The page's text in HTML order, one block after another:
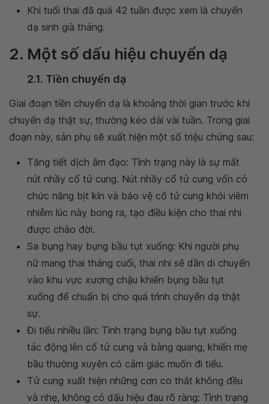
Khi tuổi thai đã quá 42 tuần được xem là chuyển
dạ sinh già tháng.
2. Một số dấu hiệu chuyển dạ
2.1. Tiền chuyển dạ
Giai đoạn tiền chuyển dạ là khoảng thời gian trước khi
chuyển dạ thật sự, thường kéo dài vài tuần. Trong giai
đoạn này, sản phụ sẽ xuất hiện một số triệu chứng sau:
Tăng tiết dịch âm đạo: Tình trạng này là sự mất
nút nhầy cổ tử cung. Nút nhầy cổ tử cung vốn có
chức năng bịt kín và bảo vệ cổ tử cung khỏi viêm
nhiễm lúc này bong ra, tạo điều kiện cho thai nhi
được chào đời.
Sa bụng hay bụng bầu tụt xuống: Khi người phụ
nữ mang thai tháng cuối, thai nhi sẽ dần di chuyển
vào khu vực xương chậu khiến bụng bầu tụt
xuống để chuẩn bị cho quá trình chuyển dạ thật
sự.
Đi tiểu nhiều lần: Tình trạng bụng bầu tụt xuống
tác động lên cổ tử cung và bàng quang, khiến mẹ
bầu thường xuyên có cảm giác muốn đi tiểu.
Tử cung xuất hiện những cơn co thắt không đều
và nhẹ, không có dấu hiệu đau rõ ràng: Tình trạng